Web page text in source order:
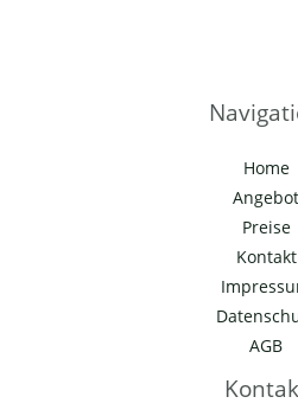
Home
Angebot
Preise
Kontakt
AGB